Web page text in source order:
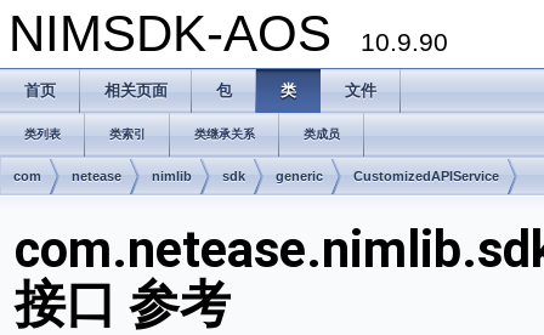
NIMSDK-AOS 10.9.90
首页 相关页面 包 类 文件
类列表 类索引 类继承关系 类成员
com netease nimlib sdk generic CustomizedAPIService
接口 参考